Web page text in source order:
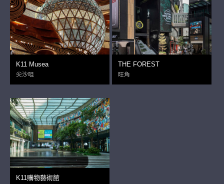
K11 Musea
尖沙咀
THE FOREST
旺角
K11購物藝術館